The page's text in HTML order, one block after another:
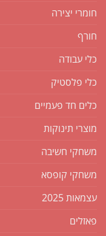
חומרי יצירה
חורף
כלי עבודה
כלי פלסטיק
כלים חד פעמיים
מוצרי תינוקות
משחקי חשיבה
משחקי קופסא
עצמאות 2025
פאזלים